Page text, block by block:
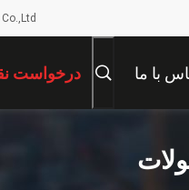
با ما درخواست